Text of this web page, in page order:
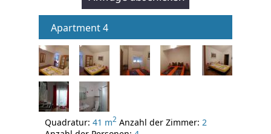
Apartment 4
Quadratur: 41 m2 Anzahl der Zimmer: 2